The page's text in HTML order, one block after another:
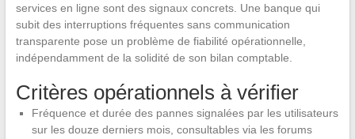
services en ligne sont des signaux concrets. Une banque qui
subit des interruptions fréquentes sans communication
transparente pose un problème de fiabilité opérationnelle,
indépendamment de la solidité de son bilan comptable.
Critères opérationnels à vérifier
Fréquence et durée des pannes signalées par les utilisateurs
sur les douze derniers mois, consultables via les forums